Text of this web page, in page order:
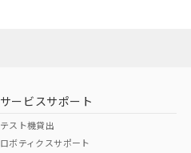
サービスサポート
テスト機貸出
ロボティクスサポート